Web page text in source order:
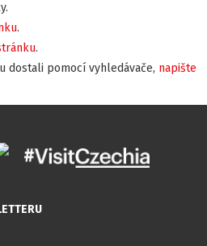
.
.
dostali pomocí vyhledávače, napište